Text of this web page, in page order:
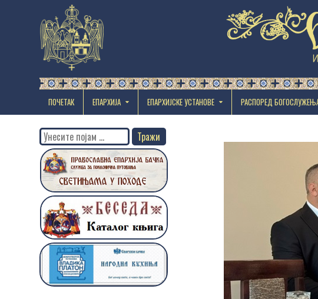
ПОЧЕТАК ЕПАРХИЈА EПАРХИЈСКЕ УСТАНОВЕ РАСПОРЕД
Search
for: